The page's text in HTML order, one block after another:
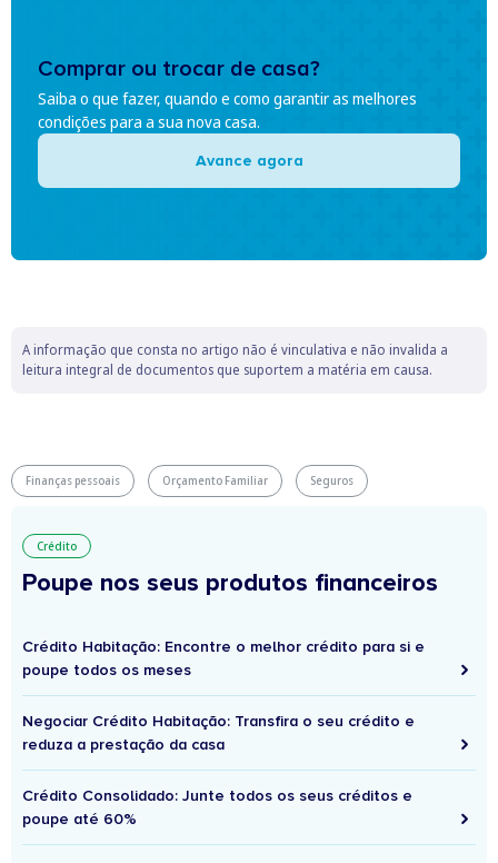
Comprar ou trocar de casa?
Saiba o que fazer, quando e como garantir as melhores
condições para a sua nova casa.
Avance agora
A informação que consta no artigo não é vinculativa e não invalida a
leitura integral de documentos que suportem a matéria em causa.
Finanças pessoais Orçamento Familiar Seguros
Crédito
Poupe nos seus produtos financeiros
Crédito Habitação: Encontre o melhor crédito para si e
poupe todos os meses
Negociar Crédito Habitação: Transfira o seu crédito e
reduza a prestação da casa
Crédito Consolidado: Junte todos os seus créditos e
poupe até 60%